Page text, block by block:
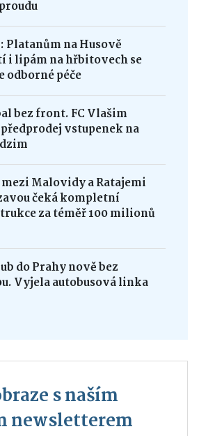
Platanům na Husově
i lipám na hřbitovech se
odborné péče
bez front. FC Vlašim
vstupenek na
Malovidy a Ratajemi
čeká kompletní
za téměř 100 milionů
do Prahy nově bez
Vyjela autobusová linka
s naším
newsletterem